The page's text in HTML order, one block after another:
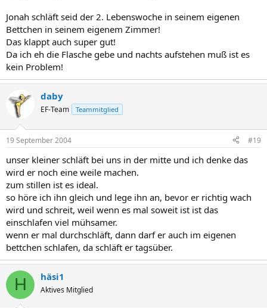
Jonah schläft seid der 2. Lebenswoche in seinem eigenen
Bettchen in seinem eigenem Zimmer!
Das klappt auch super gut!
Da ich eh die Flasche gebe und nachts aufstehen muß ist es
kein Problem!
daby
EF-Team Teammitglied
19 September 2004 #19
unser kleiner schläft bei uns in der mitte und ich denke das
wird er noch eine weile machen.
zum stillen ist es ideal.
so höre ich ihn gleich und lege ihn an, bevor er richtig wach
wird und schreit, weil wenn es mal soweit ist ist das
einschlafen viel mühsamer.
wenn er mal durchschläft, dann darf er auch im eigenen
bettchen schlafen, da schläft er tagsüber.
H häsi1
Aktives Mitglied